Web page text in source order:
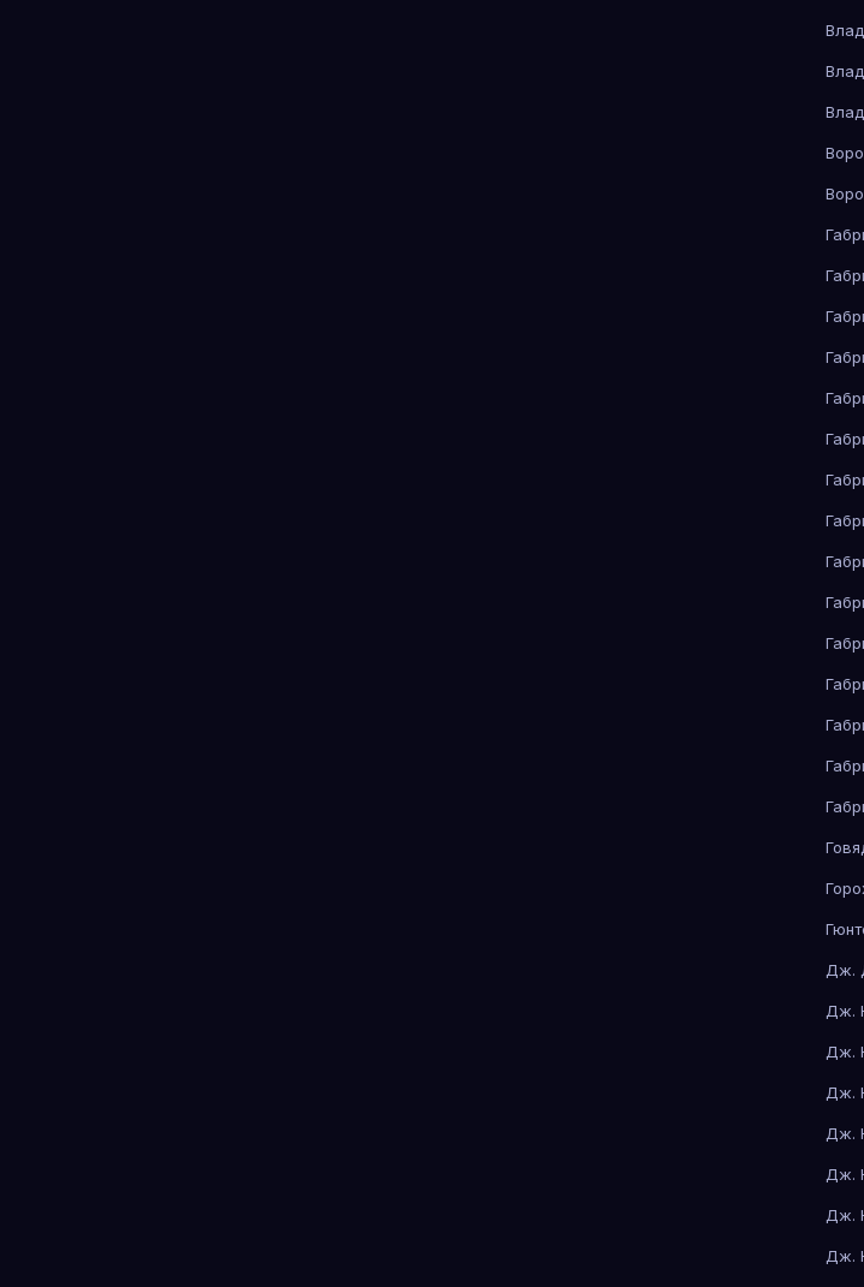
Дж.
Дж.
Дж.
Дж.
Дж.
Дж.
Дж.
Дж.